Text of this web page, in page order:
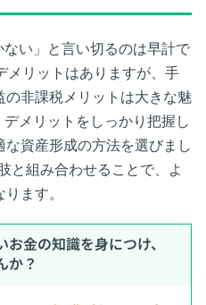
い」と言い切るのは早計で
メリットはありますが、手
非課税メリットは大きな魅
メリットをしっかり把握し
資産形成の方法を選びまし
と組み合わせることで、よ
ます。
金の知識を身につけ、
か？